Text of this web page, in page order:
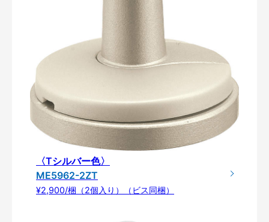
〈Tシルバー色〉
ME5962-2ZT
¥2,900/梱（2個入り）（ビス同梱）